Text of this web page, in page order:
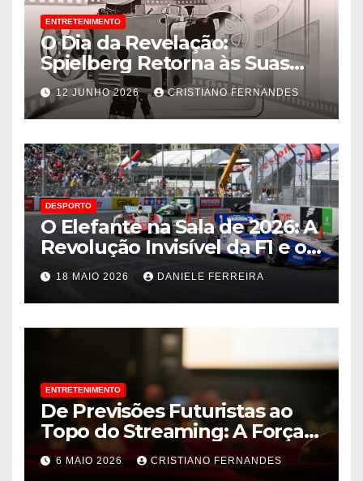
ENTRETENIMENTO
O Dia da Revelação:
Spielberg Retorna às Suas
Raízes e Já Fatura Alto nas
Bilheterias Globais
12 JUNHO 2026 CRISTIANO FERNANDES
DESPORTO
O Elefante na Sala de 2026: A
Revolução Invisível da F1 e o
Flerte de Lando Norris com a
Fórmula E
18 MAIO 2026 DANIELE FERREIRA
ENTRETENIMENTO
De Previsões Futuristas ao
Topo do Streaming: A Força
Inesgotável da Animação
6 MAIO 2026 CRISTIANO FERNANDES